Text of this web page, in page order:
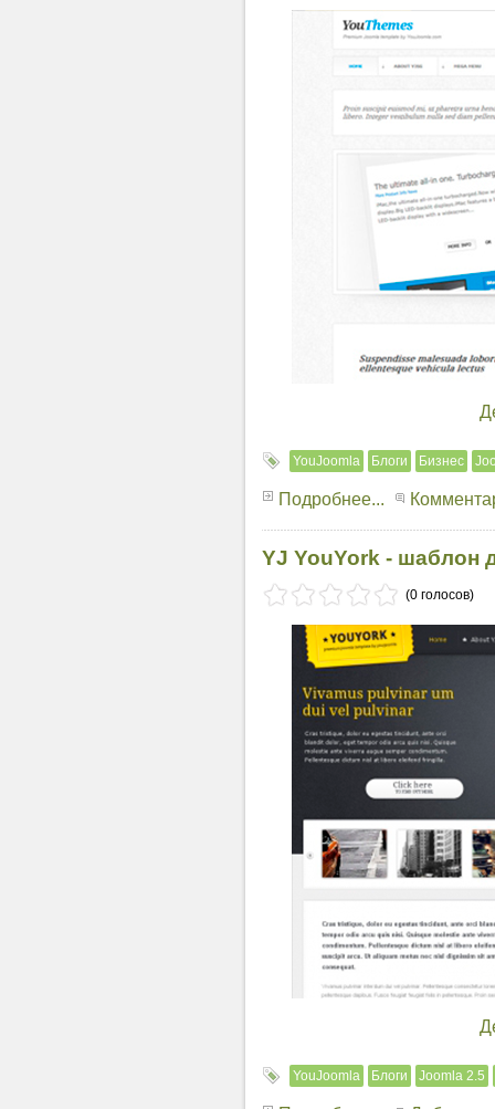
YouJoomla Блоги Бизнес
Подробнее...
YJ YouYork - шаблон
(0 голосов)
YouJoomla Блоги Joomla 2.5